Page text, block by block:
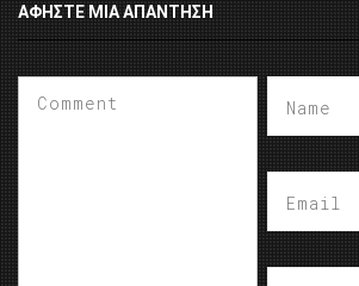
ΑΦΉΣΤΕ ΜΙΑ ΑΠΆΝΤΗΣΗ